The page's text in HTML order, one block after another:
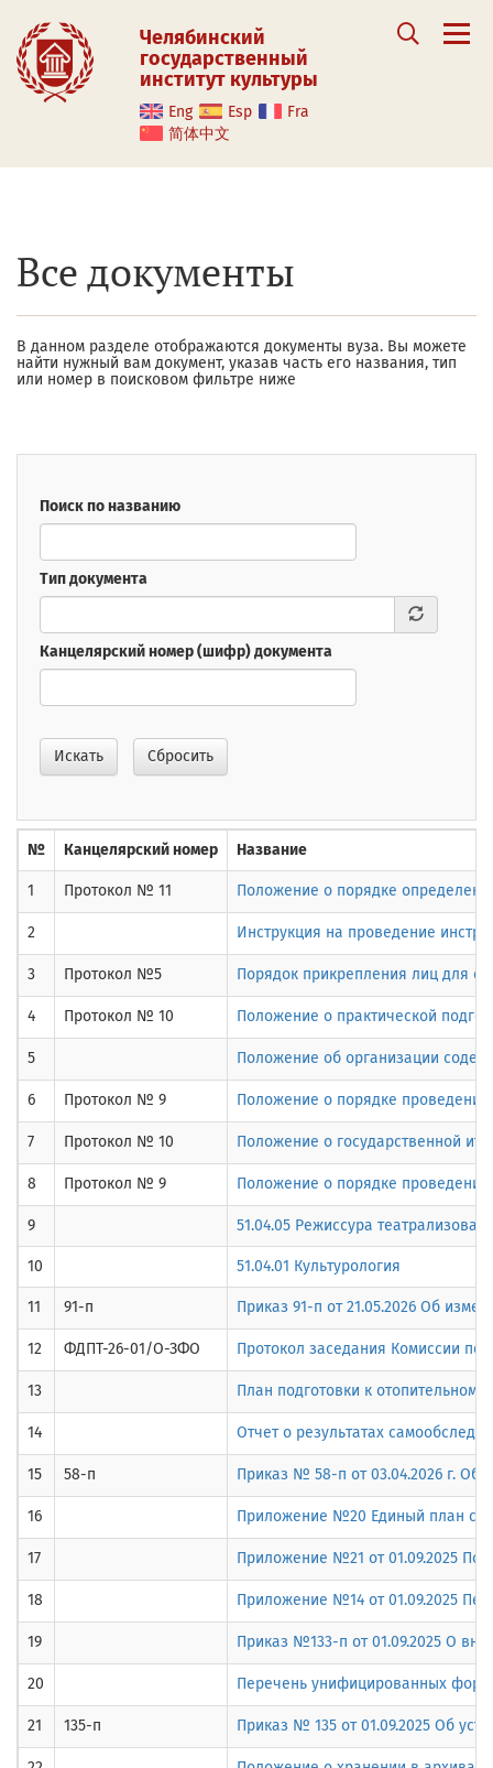
Челябинский
государственный
институт культуры
Eng Esp
Fra
简体中文
Все документы
В данном разделе отображаются документы вуза. Вы можете
найти нужный вам документ, указав часть его названия, тип
или номер в поисковом фильтре ниже
Поиск по названию
Тип документа
Канцелярский номер (шифр) документа
Искать Сбросить
№ Канцелярский номер Название
1 Протокол № 11 Положение о порядке
2 Инструкция на проведение
3 Протокол №5 Порядок прикрепления лиц для
4 Протокол № 10 Положение о практической
5 Положение об организации
6 Протокол № 9 Положение о порядке
7 Протокол № 10 Положение о государственной
8 Протокол № 9 Положение о порядке
9 51.04.05 Режиссура
10 51.04.01 Культурология
11 91-п Приказ 91-п от 21.05.2026 Об
12 ФДПТ-26-01/О-ЗФО Протокол заседания Комиссии по
13 План подготовки к отопительному
14 Отчет о результатах
15 58-п Приказ № 58-п от 03.04.2026 г. Об
16 Приложение №20 Единый план
17 Приложение №21 от 01.09.2025
18 Приложение №14 от 01.09.2025
19 Приказ №133-п от 01.09.2025 О
20 Перечень унифицированных форм
21 135-п Приказ № 135 от 01.09.2025 Об